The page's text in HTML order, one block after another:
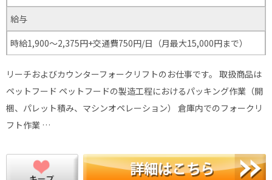
給与
時給1,900～2,375円+交通費750円/日（月最大15,000円まで）
リーチおよびカウンターフォークリフトのお仕事です。 取扱商品は
ペットフード ペットフードの製造工程におけるパッキング作業（開
梱、パレット積み、マシンオペレーション） 倉庫内でのフォークリ
フト作業 …